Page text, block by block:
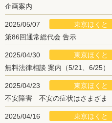
企画案内
2025/05/07
東京ほくと
第86回通常総代会 告示
2025/04/30
東京ほくと
無料法律相談 案内（5/21、6/25）
2025/04/23
東京ほくと
不安障害 不安の症状はさまざま
2025/04/16
東京ほくと